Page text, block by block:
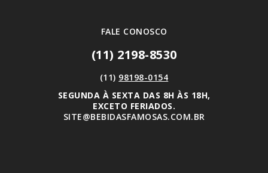
FALE CONOSCO
(11) 2198-8530
(11) 98198-0154
SEGUNDA À SEXTA DAS 8H ÀS 18H,
EXCETO FERIADOS.
SITE@BEBIDASFAMOSAS.COM.BR